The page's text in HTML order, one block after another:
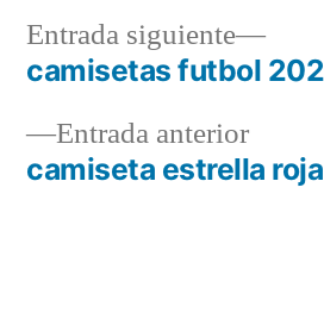
Navegación
deEntrada anteriorEntrada
camiseta estrella
Entrada siguiente
camisetas futbol